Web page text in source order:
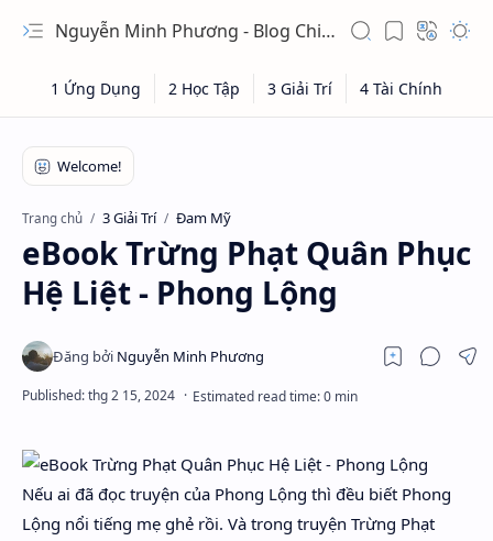
Nguyễn Minh Phương - Blog Chia sẻ Kiến thức Chứng khoán & Tài liệu Toán học
Hidden Menu
Trang chủ 3 Giải Trí Đam Mỹ
eBook Trừng Phạt Quân Phục
Hệ Liệt - Phong Lộng
Nếu ai đã đọc truyện của Phong Lộng thì đều biết Phong
Lộng nổi tiếng mẹ ghẻ rồi. Và trong truyện Trừng Phạt